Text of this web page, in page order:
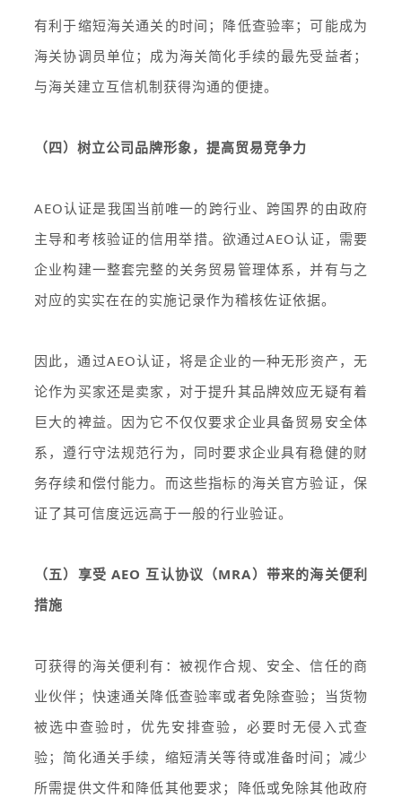
有利于缩短海关通关的时间；降低查验率；可能成为
海关协调员单位；成为海关简化手续的最先受益者；
与海关建立互信机制获得沟通的便捷。
（四）树立公司品牌形象，提高贸易竞争力
AEO认证是我国当前唯一的跨行业、跨国界的由政府
主导和考核验证的信用举措。欲通过AEO认证，需要
企业构建一整套完整的关务贸易管理体系，并有与之
对应的实实在在的实施记录作为稽核佐证依据。
因此，通过AEO认证，将是企业的一种无形资产，无
论作为买家还是卖家，对于提升其品牌效应无疑有着
巨大的裨益。因为它不仅仅要求企业具备贸易安全体
系，遵行守法规范行为，同时要求企业具有稳健的财
务存续和偿付能力。而这些指标的海关官方验证，保
证了其可信度远远高于一般的行业验证。
（五）享受 AEO 互认协议（MRA）带来的海关便利
措施
可获得的海关便利有：被视作合规、安全、信任的商
业伙伴；快速通关降低查验率或者免除查验；当货物
被选中查验时，优先安排查验，必要时无侵入式查
验；简化通关手续，缩短清关等待或准备时间；减少
所需提供文件和降低其他要求；降低或免除其他政府